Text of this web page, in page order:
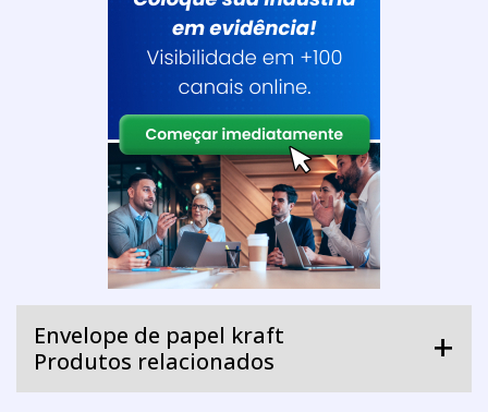
Envelope de papel kraft
Produtos relacionados